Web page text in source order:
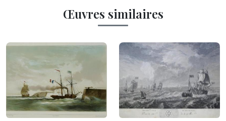
Œuvres similaires